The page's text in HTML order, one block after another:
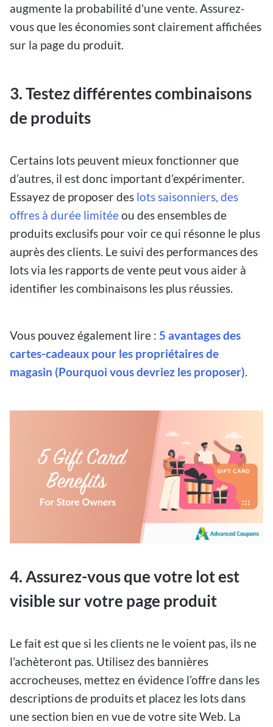
augmente la probabilité d'une vente. Assurez-
vous que les économies sont clairement affichées
sur la page du produit.
3. Testez différentes combinaisons
de produits
Certains lots peuvent mieux fonctionner que
d’autres, il est donc important d’expérimenter.
Essayez de proposer des lots saisonniers, des
offres à durée limitéeou des ensembles de
produits exclusifs pour voir ce qui résonne le plus
auprès des clients. Le suivi des performances des
lots via les rapports de vente peut vous aider à
identifier les combinaisons les plus réussies.
Vous pouvez également lire : 5 avantages des
cartes-cadeaux pour les propriétaires de
magasin (Pourquoi vous devriez les proposer).
4. Assurez-vous que votre lot est
visible sur votre page produit
Le fait est que si les clients ne le voient pas, ils ne
l’achèteront pas. Utilisez des bannières
accrocheuses, mettez en évidence l’offre dans les
descriptions de produits et placez les lots dans
une section bien en vue de votre site Web. La